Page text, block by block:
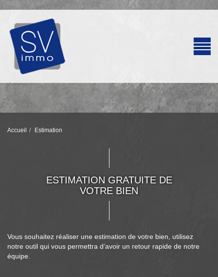
Accueil Estimation
ESTIMATION GRATUITE DE
VOTRE BIEN
Vous souhaitez réaliser une estimation de votre bien, utilisez
notre outil qui vous permettra d’avoir un retour rapide de notre
équipe.